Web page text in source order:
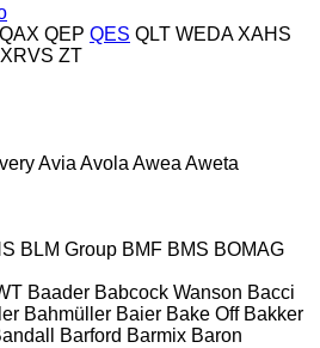
QAX QEP QES QLT WEDA XAHS
XRVS ZT
Avia Avola Awea Aweta
BLM Group BMF BMS BOMAG
Baader Babcock Wanson Bacci
Bahmüller Baier Bake Off Bakker
Barford Barmix Baron